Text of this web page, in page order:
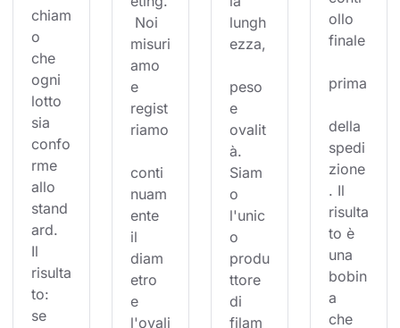
chiam
o
che
ogni
lotto
sia
confo
rme
allo
stand
ard.
Il
risulta
to:
se
Noi
misuri
amo
e
regist
riamo
conti
nuam
ente
il
diam
etro
e
l'ovali
lungh
ezza,
peso
e
ovalit
à.
Siam
o
l'unic
o
produ
ttore
di
filam
ollo
finale
prima
della
spedi
zione
. Il
risulta
to è
una
bobin
a
che